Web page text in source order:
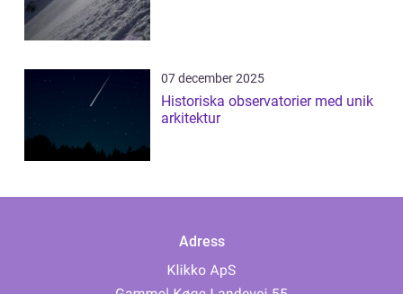
07 december 2025
Historiska observatorier med unik
arkitektur
Adress